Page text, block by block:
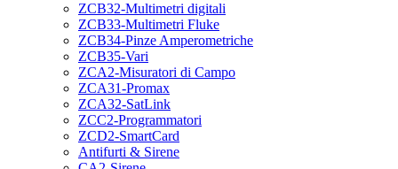
ZCB32-Multimetri digitali
ZCB33-Multimetri Fluke
ZCB34-Pinze Amperometriche
ZCB35-Vari
ZCA2-Misuratori di Campo
ZCA31-Promax
ZCA32-SatLink
ZCC2-Programmatori
ZCD2-SmartCard
Antifurti & Sirene